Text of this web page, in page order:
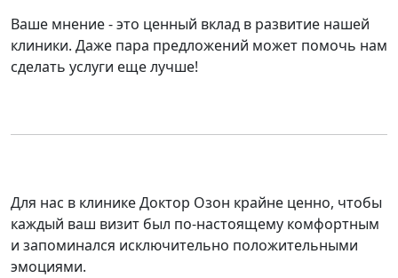
Ваше мнение - это ценный вклад в развитие нашей
клиники. Даже пара предложений может помочь нам
сделать услуги еще лучше!
Для нас в клинике Доктор Озон крайне ценно, чтобы
каждый ваш визит был по-настоящему комфортным
и запоминался исключительно положительными
эмоциями.